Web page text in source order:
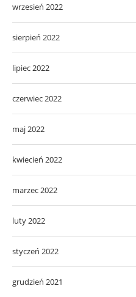
wrzesień 2022
sierpień 2022
lipiec 2022
czerwiec 2022
maj 2022
kwiecień 2022
marzec 2022
luty 2022
styczeń 2022
grudzień 2021